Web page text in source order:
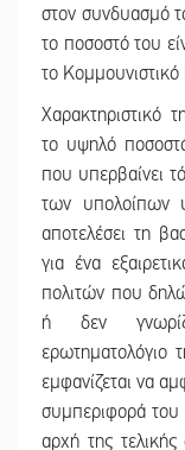
στον συνδυασμό
το ποσοστό του
το Κομμουνιστικό
Χαρακτηριστικό
το υψηλό
που υπερβαίνει
των υπολοίπων
αποτελέσει τη
για ένα
πολιτών που
ή δεν
ερωτηματολόγιο
εμφανίζεται να
συμπεριφορά του
αρχή της